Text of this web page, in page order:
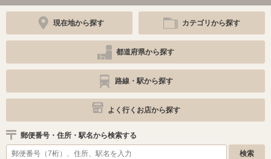
現在地から探す カテゴリから探す
都道府県から探す
路線・駅から探す
よく行くお店から探す
郵便番号・住所・駅名から検索する